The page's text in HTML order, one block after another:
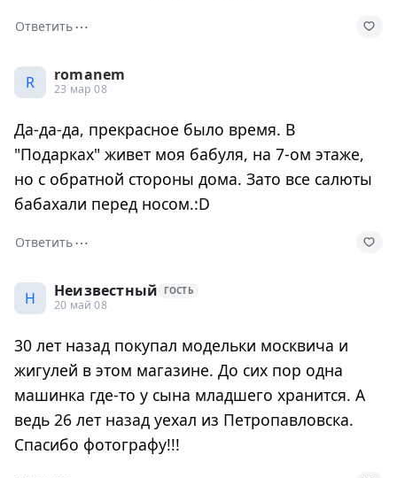
Ответить⋯
R romanem
23 мар 08
Да-да-да, прекрасное было время. В
"Подарках" живет моя бабуля, на 7-ом этаже,
но с обратной стороны дома. Зато все салюты
бабахали перед носом.:D
Ответить⋯
Н Неизвестный ГОСТЬ
20 май 08
30 лет назад покупал модельки москвича и
жигулей в этом магазине. До сих пор одна
машинка где-то у сына младшего хранится. А
ведь 26 лет назад уехал из Петропавловска.
Спасибо фотографу!!!